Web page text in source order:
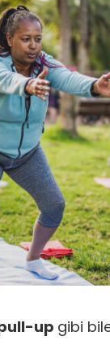
up gibi